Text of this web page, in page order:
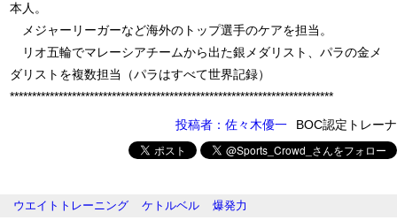
本人。
メジャーリーガーなど海外のトップ選手のケアを担当。
リオ五輪でマレーシアチームから出た銀メダリスト、パラの金メ
ダリストを複数担当（パラはすべて世界記録）
*************************************************************************
投稿者：佐々木優一
BOC認定トレーナ
ウエイトトレーニング ケトルベル 爆発力